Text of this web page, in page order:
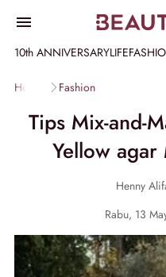
10th ANNIVERSARYLIFE
Home Fashion
Tips Mix-and-
Yellow agar
Henny
Rabu, 13